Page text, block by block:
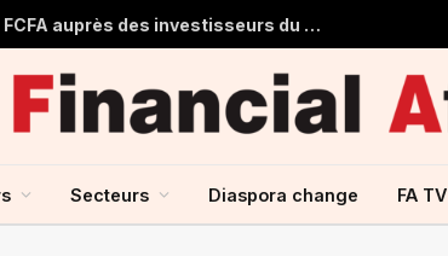
Le Mali obtient 53,355 milliards FCFA auprès des investisseurs du marché financier de l’UMOA
Secteurs Diaspora change FA TV